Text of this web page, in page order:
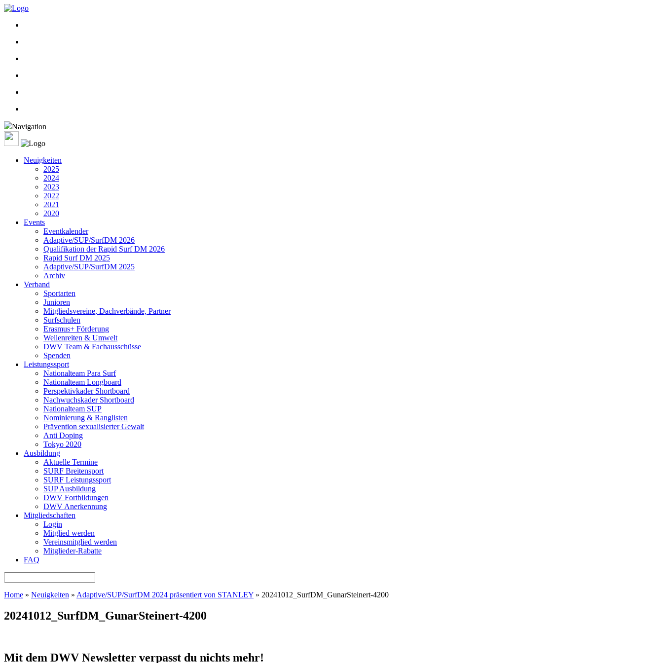
Navigation
Neuigkeiten
2025
2024
2023
2022
2021
2020
Events
Eventkalender
Adaptive/SUP/SurfDM 2026
Qualifikation der Rapid Surf DM 2026
Rapid Surf DM 2025
Adaptive/SUP/SurfDM 2025
Archiv
Verband
Sportarten
Junioren
Mitgliedsvereine, Dachverbände, Partner
Surfschulen
Erasmus+ Förderung
Wellenreiten & Umwelt
DWV Team & Fachausschüsse
Spenden
Leistungssport
Nationalteam Para Surf
Nationalteam Longboard
Perspektivkader Shortboard
Nachwuchskader Shortboard
Nationalteam SUP
Nominierung & Ranglisten
Prävention sexualisierter Gewalt
Anti Doping
Tokyo 2020
Ausbildung
Aktuelle Termine
SURF Breitensport
SURF Leistungssport
SUP Ausbildung
DWV Fortbildungen
DWV Anerkennung
Mitgliedschaften
Login
Mitglied werden
Vereinsmitglied werden
Mitglieder-Rabatte
FAQ
Home » Neuigkeiten » Adaptive/SUP/SurfDM 2024 präsentiert von STANLEY » 20241012_SurfDM_GunarSteinert-4200
20241012_SurfDM_GunarSteinert-4200
Mit dem DWV Newsletter verpasst du nichts mehr!